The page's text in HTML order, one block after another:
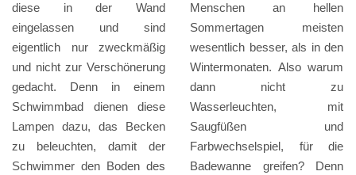
diese in der Wand
eingelassen und sind
eigentlich nur zweckmäßig
und nicht zur Verschönerung
gedacht. Denn in einem
Schwimmbad dienen diese
Lampen dazu, das Becken
zu beleuchten, damit der
Schwimmer den Boden des
Menschen an hellen
Sommertagen meisten
wesentlich besser, als in den
Wintermonaten. Also warum
dann nicht zu
Wasserleuchten, mit
Saugfüßen und
Farbwechselspiel, für die
Badewanne greifen? Denn